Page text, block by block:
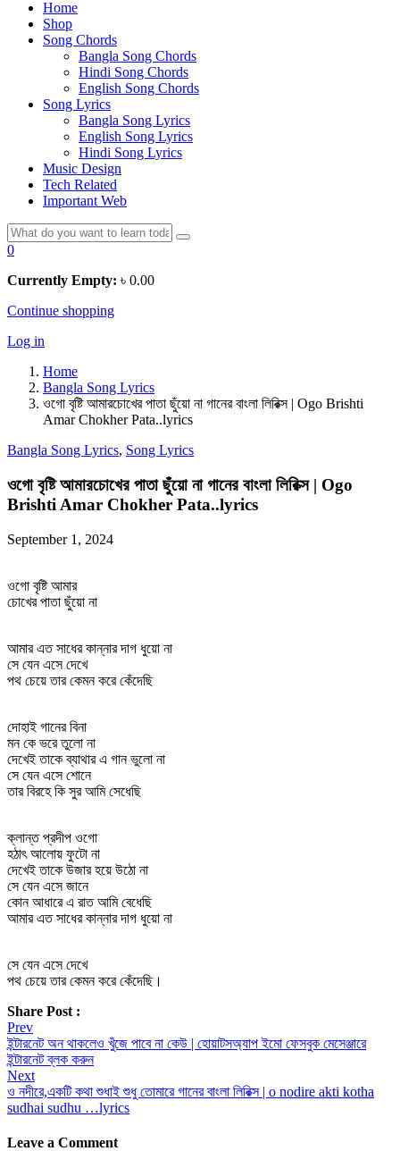
Home
Shop
Song Chords
Bangla Song Chords
Hindi Song Chords
English Song Chords
Song Lyrics
Bangla Song Lyrics
English Song Lyrics
Hindi Song Lyrics
Music Design
Tech Related
Important Web
0
Currently Empty: ৳ 0.00
Continue shopping
Log in
Home
Bangla Song Lyrics
ওগো বৃষ্টি আমারচোখের পাতা ছুঁয়ো না গানের বাংলা লিরিক্স | Ogo Brishti
Amar Chokher Pata..lyrics
Bangla Song Lyrics, Song Lyrics
ওগো বৃষ্টি আমারচোখের পাতা ছুঁয়ো না গানের বাংলা লিরিক্স | Ogo
Brishti Amar Chokher Pata..lyrics
September 1, 2024
ওগো বৃষ্টি আমার
চোখের পাতা ছুঁয়ো না
আমার এত সাধের কান্নার দাগ ধুয়ো না
সে যেন এসে দেখে
পথ চেয়ে তার কেমন করে কেঁদেছি
দোহাই গানের বিনা
মন কে ভরে তুলো না
দেখেই তাকে ব্যাথার এ গান ভুলো না
সে যেন এসে শোনে
তার বিরহে কি সুর আমি সেধেছি
ক্লান্ত প্রদীপ ওগো
হঠাৎ আলোয় ফুটো না
দেখেই তাকে উজার হয়ে উঠো না
সে যেন এসে জানে
কোন আধারে এ রাত আমি বেধেছি
আমার এত সাধের কান্নার দাগ ধুয়ো না
সে যেন এসে দেখে
পথ চেয়ে তার কেমন করে কেঁদেছি।
Share Post :
Post
navigation
Prev
ইন্টারনেট অন থাকলেও খুঁজে পাবে না কেউ | হোয়াটসঅ্যাপ ইমো ফেসবুক মেসেঞ্জারে
ইন্টারনেট ব্লক করুন
Next
ও নদীরে,একটি কথা শুধাই শুধু তোমারে গানের বাংলা লিরিক্স | o nodire akti kotha
sudhai sudhu …lyrics
Leave a Comment